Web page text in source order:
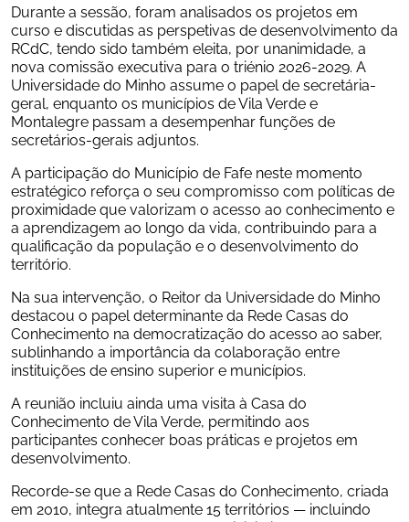
Durante a sessão, foram analisados os projetos em
curso e discutidas as perspetivas de desenvolvimento da
RCdC, tendo sido também eleita, por unanimidade, a
nova comissão executiva para o triénio 2026-2029. A
Universidade do Minho assume o papel de secretária-
geral, enquanto os municípios de Vila Verde e
Montalegre passam a desempenhar funções de
secretários-gerais adjuntos.
A participação do Município de Fafe neste momento
estratégico reforça o seu compromisso com políticas de
proximidade que valorizam o acesso ao conhecimento e
a aprendizagem ao longo da vida, contribuindo para a
qualificação da população e o desenvolvimento do
território.
Na sua intervenção, o Reitor da Universidade do Minho
destacou o papel determinante da Rede Casas do
Conhecimento na democratização do acesso ao saber,
sublinhando a importância da colaboração entre
instituições de ensino superior e municípios.
A reunião incluiu ainda uma visita à Casa do
Conhecimento de Vila Verde, permitindo aos
participantes conhecer boas práticas e projetos em
desenvolvimento.
Recorde-se que a Rede Casas do Conhecimento, criada
em 2010, integra atualmente 15 territórios — incluindo